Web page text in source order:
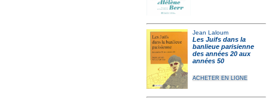
Jean Laloum
Les Juifs dans la
banlieue parisienne
des années 20 aux
années 50
ACHETER EN LIGNE